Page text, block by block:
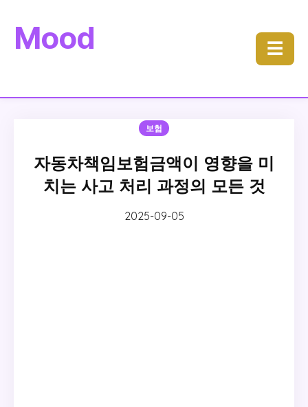
Mood ☰
보험
자동차책임보험금액이 영향을 미
치는 사고 처리 과정의 모든 것
2025-09-05